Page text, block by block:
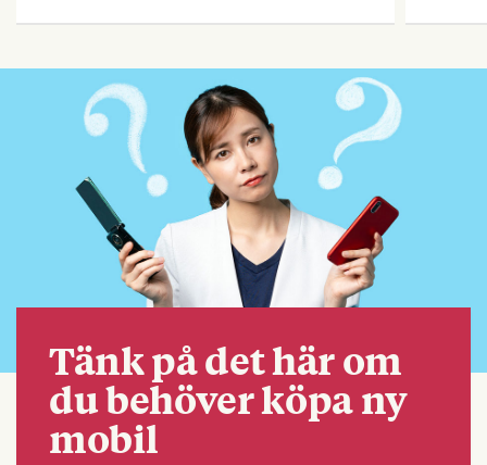
Tänk på det här om
du behöver köpa ny
mobil